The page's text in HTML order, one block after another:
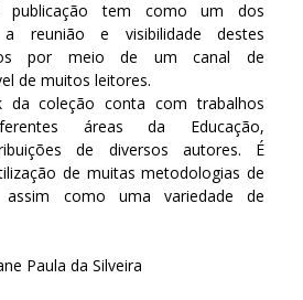
publicação tem como um dos
reunião e visibilidade destes
por meio de um canal de
de muitos leitores.
da coleção conta com trabalhos
áreas da Educação,
de diversos autores. É
de muitas metodologias de
assim como uma variedade de
Paula da Silveira